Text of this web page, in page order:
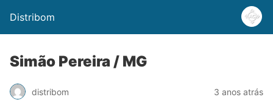
Distribom
Simão Pereira / MG
distribom 3 anos atrás